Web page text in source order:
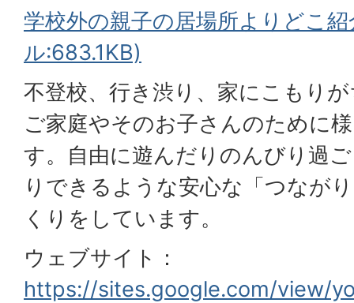
学校外の親子の居場所よりどこ
ル:683.1KB)
不登校、行き渋り、家にこもり
ご家庭やそのお子さんのために
す。自由に遊んだりのんびり過
りできるような安心な「つなが
くりをしています。
ウェブサイト：
https://sites.google.com/view/